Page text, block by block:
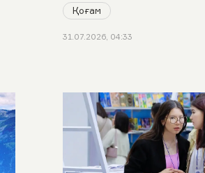
Қоғам
31.07.2026, 04:33